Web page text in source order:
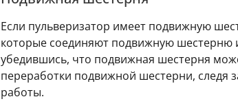
Если пульверизатор имеет подвижную
которые соединяют подвижную шестерню
убедившись, что подвижная шестерня
переработки подвижной шестерни, следя
работы.